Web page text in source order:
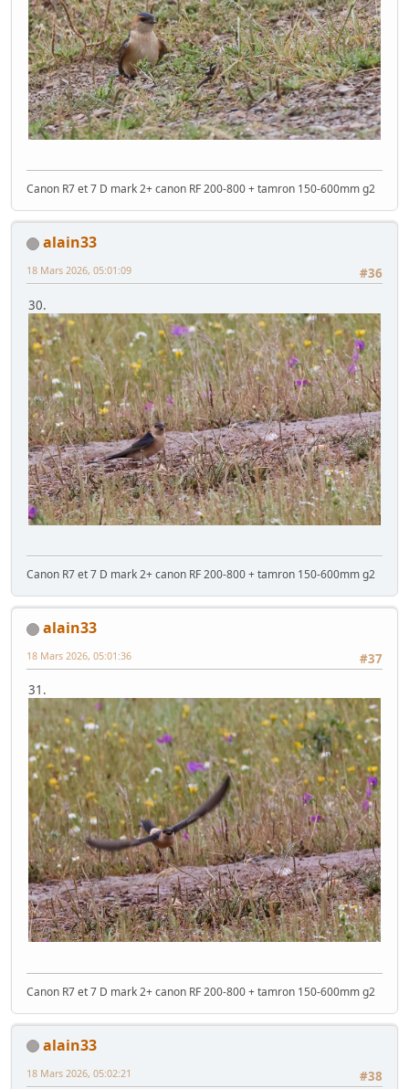
Canon R7 et 7 D mark 2+ canon RF 200-800 + tamron 150-600mm g2
alain33
#36
18 Mars 2026, 05:01:09
30.
Canon R7 et 7 D mark 2+ canon RF 200-800 + tamron 150-600mm g2
alain33
#37
18 Mars 2026, 05:01:36
31.
Canon R7 et 7 D mark 2+ canon RF 200-800 + tamron 150-600mm g2
alain33
#38
18 Mars 2026, 05:02:21